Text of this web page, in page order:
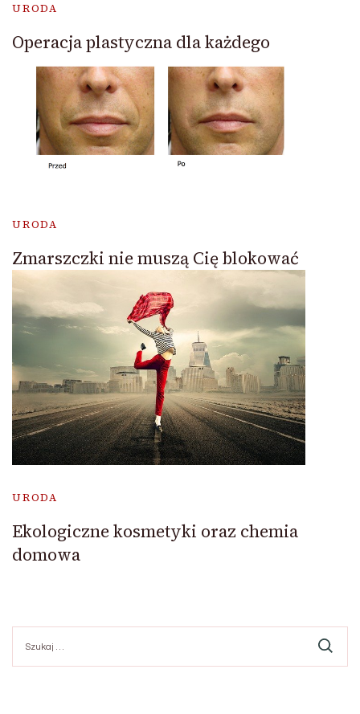
URODA
Operacja plastyczna dla każdego
URODA
Zmarszczki nie muszą Cię blokować
URODA
Ekologiczne kosmetyki oraz chemia
domowa